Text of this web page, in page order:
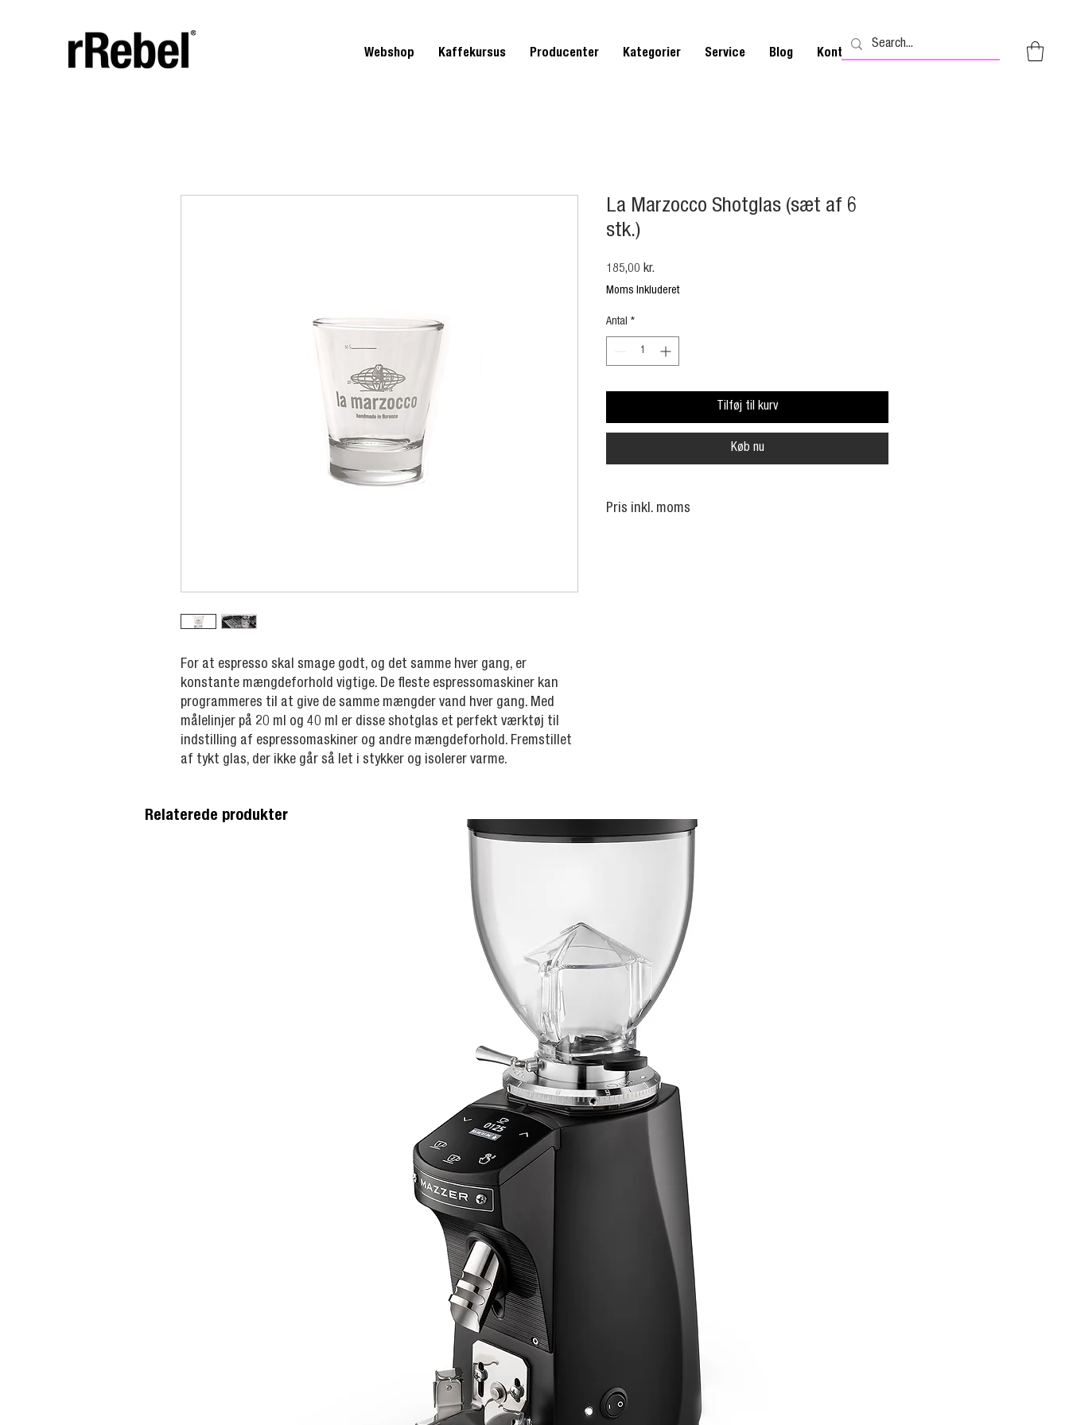
Webshop Kaffekursus Producenter Kategorier Service Blog Kontakt
For at espresso skal smage godt, og det samme hver gang, er
konstante mængdeforhold vigtige. De fleste espressomaskiner kan
programmeres til at give de samme mængder vand hver gang. Med
målelinjer på 20 ml og 40 ml er disse shotglas et perfekt værktøj til
indstilling af espressomaskiner og andre mængdeforhold. Fremstillet
af tykt glas, der ikke går så let i stykker og isolerer varme.
La Marzocco Shotglas (sæt af 6
stk.)
185,00 kr.
Moms Inkluderet
Antal *
Tilføj til kurv
Køb nu
Pris inkl. moms
Relaterede produkter